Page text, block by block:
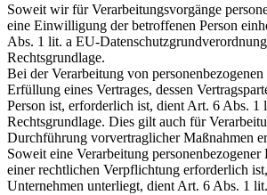
Soweit wir für Verarbeitungsvorgänge
eine Einwilligung der betroffenen Person
Abs. 1 lit. a EU-
Rechtsgrundlage.
Bei der Verarbeitung von
Erfüllung eines Vertrages, dessen
Person ist, erforderlich ist, dient Art. 6 Abs.
Rechtsgrundlage. Dies gilt auch für
Durchführung vorvertraglicher Maßnahmen
Soweit eine Verarbeitung
einer rechtlichen Verpflichtung erforderlich
Unternehmen unterliegt, dient Art. 6 Abs. 1